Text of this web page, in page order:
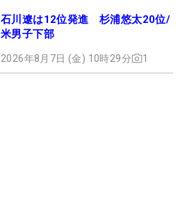
石川遼は12位発進 杉浦悠太20位/
米男子下部
2026年8月7日 (金) 10時29分 1